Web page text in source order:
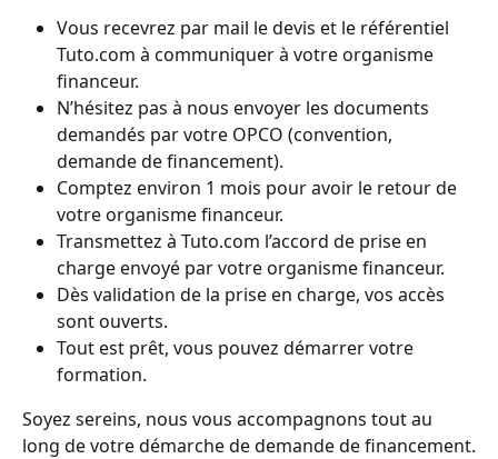
Vous recevrez par mail le devis et le référentiel
Tuto.com à communiquer à votre organisme
financeur.
N’hésitez pas à nous envoyer les documents
demandés par votre OPCO (convention,
demande de financement).
Comptez environ 1 mois pour avoir le retour de
votre organisme financeur.
Transmettez à Tuto.com l’accord de prise en
charge envoyé par votre organisme financeur.
Dès validation de la prise en charge, vos accès
sont ouverts.
Tout est prêt, vous pouvez démarrer votre
formation.
Soyez sereins, nous vous accompagnons tout au
long de votre démarche de demande de financement.